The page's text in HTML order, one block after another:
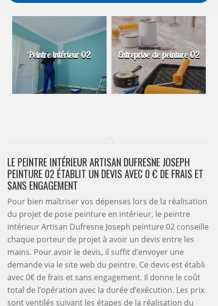
Peintre intérieur 02 Entreprise de peinture 02
LE PEINTRE INTÉRIEUR ARTISAN DUFRESNE JOSEPH
PEINTURE 02 ÉTABLIT UN DEVIS AVEC 0 € DE FRAIS ET
SANS ENGAGEMENT
Pour bien maîtriser vos dépenses lors de la réalisation
du projet de pose peinture en intérieur, le peintre
intérieur Artisan Dufresne Joseph peinture 02 conseille
chaque porteur de projet à avoir un devis entre les
mains. Pour avoir le devis, il suffit d’envoyer une
demande via le site web du peintre. Ce devis est établi
avec 0€ de frais et sans engagement. Il donne le coût
total de l’opération avec la durée d’exécution. Les prix
sont ventilés suivant les étapes de la réalisation du